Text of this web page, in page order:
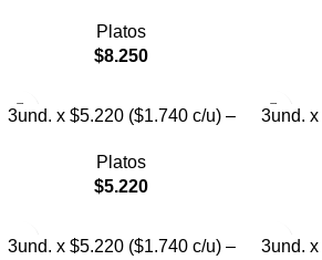
con Diseño de Gatos
Platos
$8.250
3und. x $5.220 ($1.740 c/u) –
Diseño Pastel
Platos
$5.220
3und.
con
3und. x $5.220 ($1.740 c/u) –
3und.